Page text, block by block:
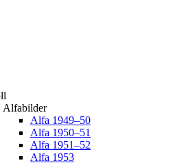
Alfabilder
Alfa 1949–50
Alfa 1950–51
Alfa 1951–52
Alfa 1953